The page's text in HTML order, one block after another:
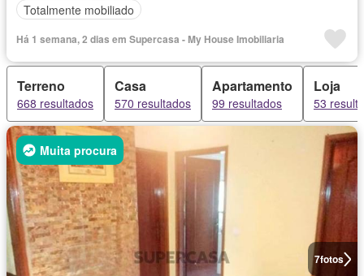
Totalmente mobiliado
Há 1 semana, 2 dias em Supercasa - My House Imobiliaria
Terreno
668 resultados
Casa
570 resultados
Apartamento
99 resultados
Loja
53
7fotos
Muita procura